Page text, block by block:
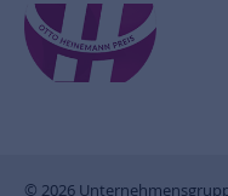
© 2026